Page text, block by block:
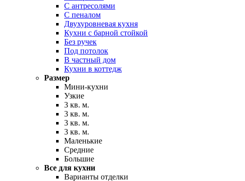
С антресолями
С пеналом
Двухуровневая кухня
Кухни с барной стойкой
Без ручек
Под потолок
В частный дом
Кухни в коттедж
Размер
Мини-кухни
Узкие
3 кв. м.
3 кв. м.
3 кв. м.
3 кв. м.
Маленькие
Средние
Большие
Все для кухни
Варианты отделки